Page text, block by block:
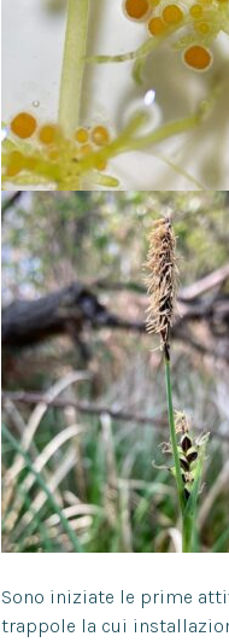
Sono iniziate le prime
trappole la cui